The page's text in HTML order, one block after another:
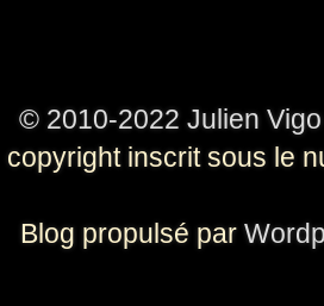
© 2010-2022 Julien Vigo
copyright inscrit sous le
Blog propulsé par